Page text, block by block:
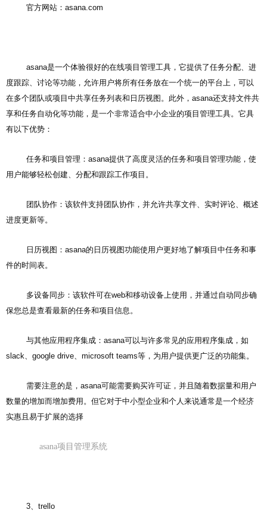
官方网站：asana.com
asana是一个体验很好的在线项目管理工具，它提供了任务分配、进
度跟踪、讨论等功能，允许用户将所有任务放在一个统一的平台上，可以
在多个团队或项目中共享任务列表和日历视图。此外，asana还支持文件共
享和任务自动化等功能，是一个非常适合中小企业的项目管理工具。它具
有以下优势：
任务和项目管理：asana提供了高度灵活的任务和项目管理功能，使
用户能够轻松创建、分配和跟踪工作项目。
团队协作：该软件支持团队协作，并允许共享文件、实时评论、概述
进度更新等。
日历视图：asana的日历视图功能使用户更好地了解项目中任务和事
件的时间表。
多设备同步：该软件可在web和移动设备上使用，并通过自动同步确
保您总是查看最新的任务和项目信息。
与其他应用程序集成：asana可以与许多常见的应用程序集成，如
slack、google drive、microsoft teams等，为用户提供更广泛的功能集。
需要注意的是，asana可能需要购买许可证，并且随着数据量和用户
数量的增加而增加费用。但它对于中小型企业和个人来说通常是一个经济
实惠且易于扩展的选择
asana项目管理系统
3、trello